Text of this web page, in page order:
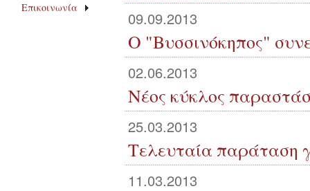
Επικοινωνία
09.09.2013
Ο "Βυσσινόκηπος"
02.06.2013
Νέος κύκλος
25.03.2013
Τελευταία παράταση
11.03.2013